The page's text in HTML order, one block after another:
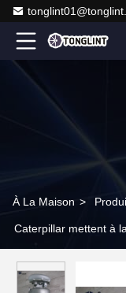
À La Maison >
Caterpillar mettent à
3306